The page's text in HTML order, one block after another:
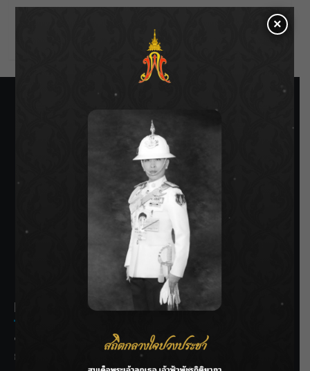
SIAMRATH VARIETY
THE BEST ENTERTAINMENT
Recent Posts
ชลประทานเชียงใหม่เร่งพร่องน้ำแม่น้ำปิง รับมวลน้ำเหนือ ย้ำ
ยังไม่ล้นตลิ่ง
×